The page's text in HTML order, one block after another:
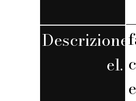
Descrizione
el.